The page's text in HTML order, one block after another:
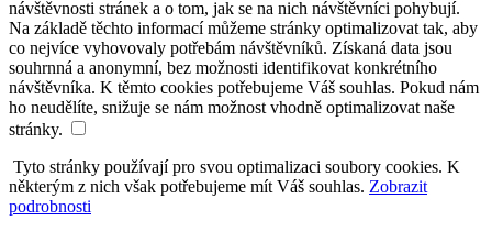
návštěvnosti stránek a o tom, jak se na nich návštěvníci pohybují.
Na základě těchto informací můžeme stránky optimalizovat tak, aby
co nejvíce vyhovovaly potřebám návštěvníků. Získaná data jsou
souhrnná a anonymní, bez možnosti identifikovat konkrétního
návštěvníka. K těmto cookies potřebujeme Váš souhlas. Pokud nám
ho neudělíte, snižuje se nám možnost vhodně optimalizovat naše
stránky.
Tyto stránky používají pro svou optimalizaci soubory cookies. K
některým z nich však potřebujeme mít Váš souhlas. Zobrazit
podrobnosti